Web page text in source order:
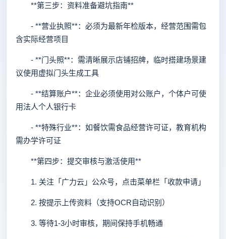
**第三步：资料准备避坑指南**
- **营业执照**：必须为最新年检版本，经营范围需包
含实际经营项目
- **门头照**：需清晰展示店铺招牌，临时搭建场景建
议使用虚拟门头生成工具
- **结算账户**：企业必须使用对公账户，个体户可使
用法人个人银行卡
- **特殊行业**：如餐饮需食品经营许可证，教育机构
需办学许可证
**第四步：提交审核与激活使用**
1. 关注「广力云」公众号，点击菜单栏「收款申请」
2. 按提示上传资料（支持OCR自动识别）
3. 等待1-3小时审核，期间保持手机畅通